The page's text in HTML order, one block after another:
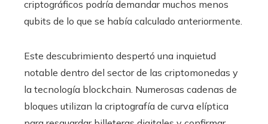
criptográficos podría demandar muchos menos
qubits de lo que se había calculado anteriormente.
Este descubrimiento despertó una inquietud
notable dentro del sector de las criptomonedas y
la tecnología blockchain. Numerosas cadenas de
bloques utilizan la criptografía de curva elíptica